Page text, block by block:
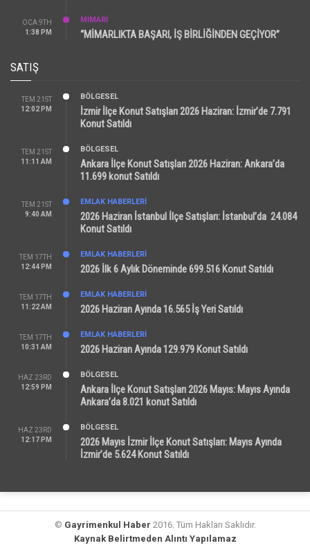
OCA 9TH
1:38 PM
MİMARİ
“MİMARLIKTA BAŞARI, İŞ BİRLİĞİNDEN GEÇİYOR”
SATIŞ
TEM 21ST
12:02 PM
BÖLGESEL
İzmir İlçe Konut Satışları 2026 Haziran: İzmir’de 7.791
Konut Satıldı
TEM 21ST
11:11 AM
BÖLGESEL
Ankara İlçe Konut Satışları 2026 Haziran: Ankara’da
11.699 konut Satıldı
TEM 21ST
9:40 AM
EMLAK HABERLERI
2026 Haziran İstanbul İlçe Satışları: İstanbul’da 24.084
Konut Satıldı
TEM 17TH
12:44 PM
EMLAK HABERLERI
2026 İlk 6 Aylık Döneminde 699.516 Konut Satıldı
TEM 17TH
11:22 AM
EMLAK HABERLERI
2026 Haziran Ayında 16.565 İş Yeri Satıldı
TEM 17TH
10:31 AM
EMLAK HABERLERI
2026 Haziran Ayında 129.979 Konut Satıldı
HAZ 23RD
12:59 PM
BÖLGESEL
Ankara İlçe Konut Satışları 2026 Mayıs: Mayıs Ayında
Ankara’da 8.021 konut Satıldı
HAZ 23RD
12:17 PM
BÖLGESEL
2026 Mayıs İzmir İlçe Konut Satışları: Mayıs Ayında
İzmir’de 5.624 Konut Satıldı
© Gayrimenkul Haber 2016. Tüm Hakları Saklıdır.
Kaynak Belirtmeden Alıntı Yapılamaz